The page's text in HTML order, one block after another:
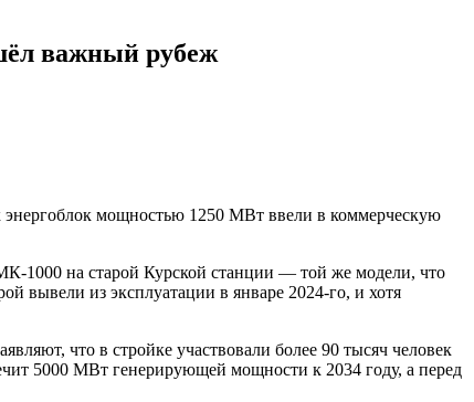
важный рубеж
мощностью 1250 МВт ввели в коммерческую
1000 на старой Курской станции — той же модели, что
вывели из эксплуатации в январе 2024-го, и хотя
что в стройке участвовали более 90 тысяч человек
5000 МВт генерирующей мощности к 2034 году, а перед